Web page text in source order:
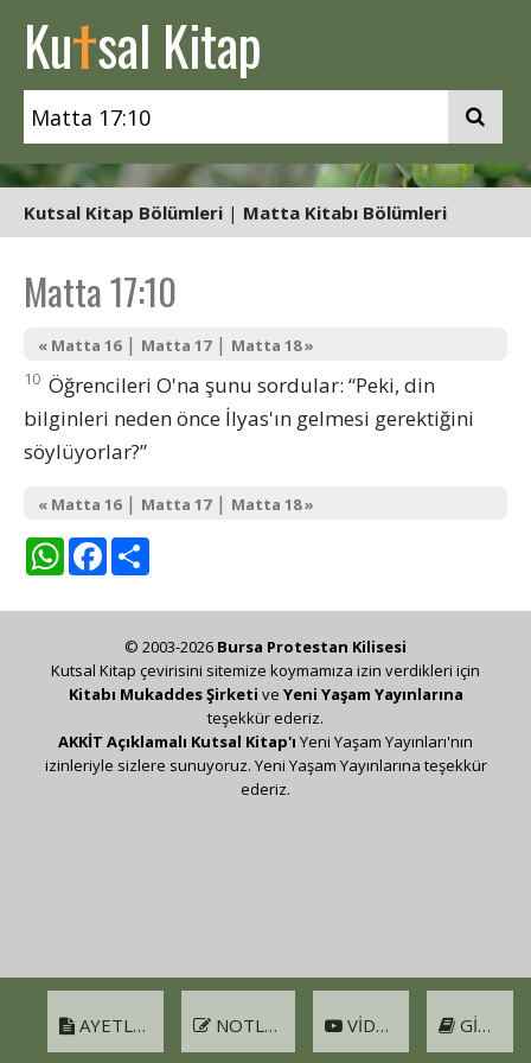
Kutsal Kitap
Kutsal Kitap Bölümleri | Matta Kitabı Bölümleri
Matta 17:10
« Matta 16| Matta 17| Matta 18 »
10 Öğrencileri O'na şunu sordular: “Peki, din
bilginleri neden önce İlyas'ın gelmesi gerektiğini
söylüyorlar?”
« Matta 16| Matta 17| Matta 18 »
WhatsAppFacebook
AYETLER NOTLAR VIDEO GIRIŞ
© 2003-2026 Bursa Protestan Kilisesi
Kutsal Kitap çevirisini sitemize koymamıza izin verdikleri için
Kitabı Mukaddes Şirketi ve Yeni Yaşam Yayınlarına
teşekkür ederiz.
AKKİT Açıklamalı Kutsal Kitap'ı Yeni Yaşam Yayınları'nın
izinleriyle sizlere sunuyoruz. Yeni Yaşam Yayınlarına teşekkür
ederiz.